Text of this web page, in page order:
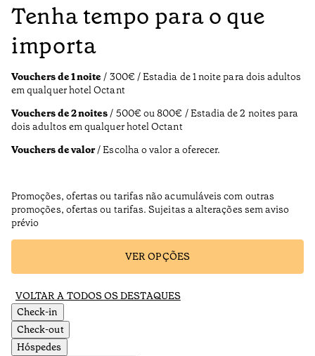
Tenha tempo para o que
importa
Vouchers de 1 noite/ 300€ / Estadia de 1 noite para dois adultos
em qualquer hotel Octant
Vouchers de 2 noites/ 500€ ou 800€ / Estadia de 2 noites para
dois adultos em qualquer hotel Octant
Vouchers de valor/ Escolha o valor a oferecer.
Promoções, ofertas ou tarifas não acumuláveis com outras
promoções, ofertas ou tarifas. Sujeitas a alterações sem aviso
prévio
VER OPÇÕES
VOLTAR A TODOS OS DESTAQUES
Check-in
Check-out
Hóspedes